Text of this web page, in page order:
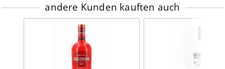
andere Kunden kauften auch